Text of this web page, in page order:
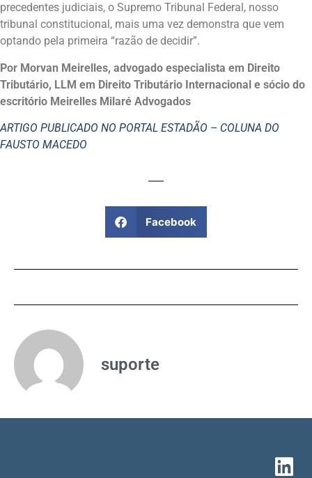
precedentes judiciais, o Supremo Tribunal Federal, nosso
tribunal constitucional, mais uma vez demonstra que vem
optando pela primeira “razão de decidir”.
Por Morvan Meirelles, advogado especialista em Direito
Tributário, LLM em Direito Tributário Internacional e sócio do
escritório Meirelles Milaré Advogados
ARTIGO PUBLICADO NO PORTAL ESTADÃO – COLUNA DO
FAUSTO MACEDO
Facebook
suporte